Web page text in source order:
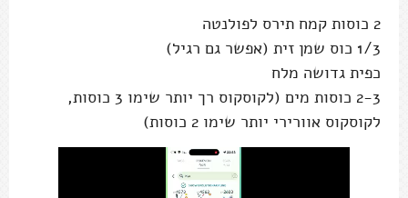
2 כוסות קמח תירס לפולנטה
1/3 כוס שמן זית (אפשר גם רגיל)
כפית גדושה מלח
2-3 כוסות מים (לקוסקוס רך יותר שימו 3 כוסות,
לקוסקוס אוורירי יותר שימו 2 כוסות)